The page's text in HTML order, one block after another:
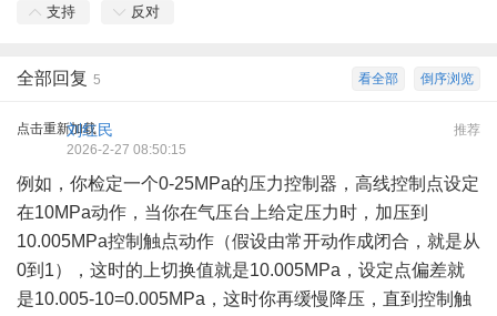
支持 反对
倒序浏览
看全部
全部回复 5
点击重新加载 推荐
刘红民
2026-2-27 08:50:15
例如，你检定一个0-25MPa的压力控制器，高线控制点设定
在10MPa动作，当你在气压台上给定压力时，加压到
10.005MPa控制触点动作（假设由常开动作成闭合，就是从
0到1），这时的上切换值就是10.005MPa，设定点偏差就
是10.005-10=0.005MPa，这时你再缓慢降压，直到控制触